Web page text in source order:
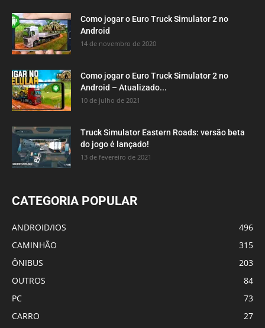
Como jogar o Euro Truck Simulator 2 no
Android
14 de novembro de 2020
Como jogar o Euro Truck Simulator 2 no
Android – Atualizado...
10 de julho de 2021
Truck Simulator Eastern Roads: versão beta
do jogo é lançado!
13 de fevereiro de 2021
CATEGORIA POPULAR
ANDROID/IOS
496
CAMINHÃO
315
ÔNIBUS
203
OUTROS
84
PC
73
CARRO
27